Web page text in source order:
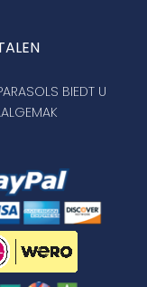
BIEDT U